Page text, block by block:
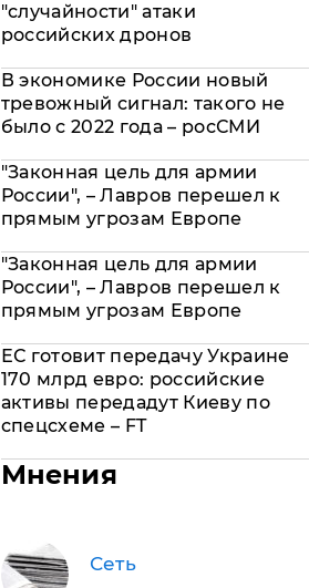
"случайности" атаки
российских дронов
В экономике России новый
тревожный сигнал: такого не
было с 2022 года – росСМИ
"Законная цель для армии
России", – Лавров перешел к
прямым угрозам Европе
"Законная цель для армии
России", – Лавров перешел к
прямым угрозам Европе
ЕС готовит передачу Украине
170 млрд евро: российские
активы передадут Киеву по
спецсхеме – FT
Мнения
Сеть